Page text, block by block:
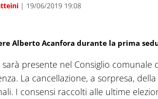
| 19/06/2019 19:08
Alberto Acanfora durante la prima
presente nel Consiglio comunale
La cancellazione, a sorpresa,
I consensi raccolti alle ultime